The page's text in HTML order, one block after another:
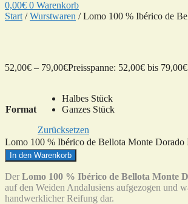
0,00€ 0 Warenkorb
Start /Wurstwaren / Lomo 100 % Ibérico de
52,00€ – 79,00€Preisspanne: 52,00€ bis 79,00€
Format
Halbes Stück
Ganzes Stück
Zurücksetzen
Lomo 100 % Ibérico de Bellota Monte Dorado
In den Warenkorb
Der Lomo 100 % Ibérico de Bellota Monte
auf den Weiden Andalusiens aufgezogen und
handwerklicher Reifung dar.